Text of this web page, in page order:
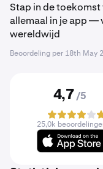
Stap in de toekomst
allemaal in je app —
wereldwijd
Beoordeling per 18th May
4,7 /5
25,0k